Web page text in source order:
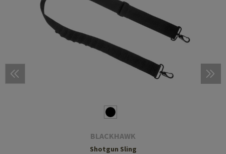
BLACKHAWK
Shotgun Sling